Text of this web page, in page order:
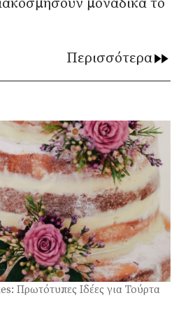
Περισσότερα
Πρωτότυπες Ιδέες για Τούρτα